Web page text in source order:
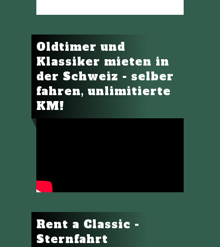
Oldtimer und
Klassiker mieten in
der Schweiz - selber
fahren, unlimitierte
KM!
Rent a Classic -
Sternfahrt